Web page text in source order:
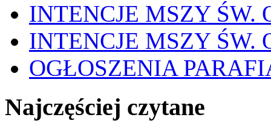
INTENCJE MSZY ŚW.
INTENCJE MSZY ŚW.
OGŁOSZENIA
Najczęściej czytane